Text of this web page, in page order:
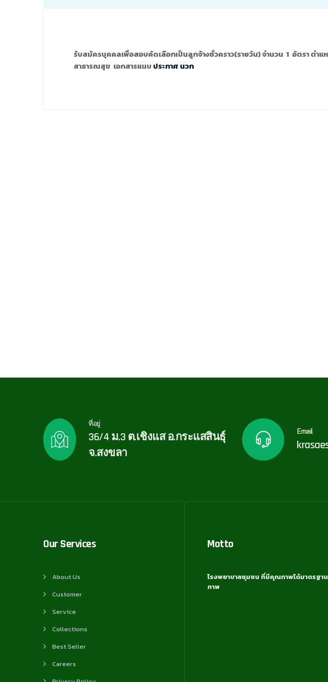
รับสมัครบุคคลเพื่อสอบคัดเลือกเป็นลูกจ้างชั่วคราว(รายวัน) จำนวน 1 อัตรา ตำแ
สาธารณสุข เอกสารแนบ ประกาศ นวก
ที่อยู่
36/4 ม.3 ต.เชิงแส อ.กระแสสินธุ์
จ.สงขลา
Email
Our Services
About Us
Customer
Service
Collections
Best Seller
Careers
Motto
โรงพยาบาลชุมชน ที่มีคุณภาพได้มาตรฐา
ภาพ